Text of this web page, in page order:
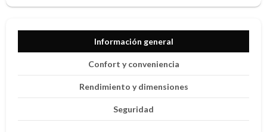
Información general
Confort y conveniencia
Rendimiento y dimensiones
Seguridad